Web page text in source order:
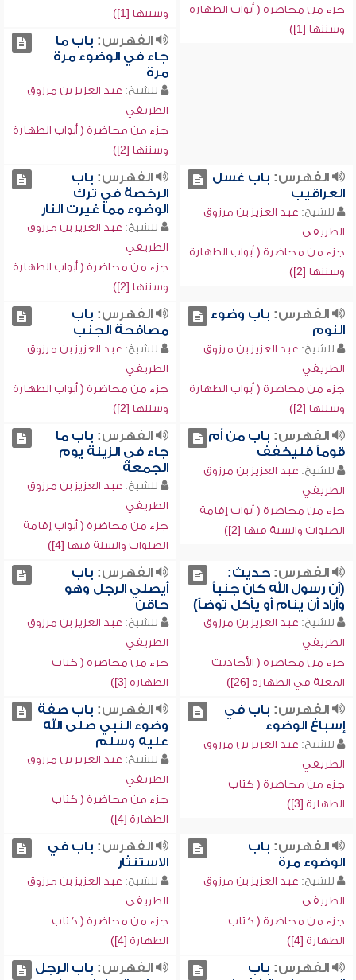
جزء من محاضرة ( أبواب الطهارة
وسننها [1])
وسننها [1])
الفهرس: باب ما
جاء في الوضوء مرة
مرة
للشيخ: عبد العزيز بن مرزوق
الطريفي
جزء من محاضرة ( أبواب الطهارة
وسننها [2])
الفهرس: باب غسل
العراقيب
للشيخ: عبد العزيز بن مرزوق
الطريفي
جزء من محاضرة ( أبواب الطهارة
وسننها [2])
الفهرس: باب
الرخصة في ترك
الوضوء مما غيرت النار
للشيخ: عبد العزيز بن مرزوق
الطريفي
جزء من محاضرة ( أبواب الطهارة
وسننها [2])
الفهرس: باب وضوء
النوم
للشيخ: عبد العزيز بن مرزوق
الطريفي
جزء من محاضرة ( أبواب الطهارة
وسننها [2])
الفهرس: باب
مصافحة الجنب
للشيخ: عبد العزيز بن مرزوق
الطريفي
جزء من محاضرة ( أبواب الطهارة
وسننها [2])
الفهرس: باب من أم
قوماً فليخفف
للشيخ: عبد العزيز بن مرزوق
الطريفي
جزء من محاضرة ( أبواب إقامة
الصلوات والسنة فيها [2])
الفهرس: باب ما
جاء في الزينة يوم
الجمعة
للشيخ: عبد العزيز بن مرزوق
الطريفي
جزء من محاضرة ( أبواب إقامة
الصلوات والسنة فيها [4])
الفهرس:حديث:
(أن رسول الله كان جنباً
وأراد أن ينام أو يأكل توضأ)
للشيخ: عبد العزيز بن مرزوق
الطريفي
جزء من محاضرة ( الأحاديث
المعلة في الطهارة [26])
الفهرس: باب
أيصلي الرجل وهو
حاقن
للشيخ: عبد العزيز بن مرزوق
الطريفي
جزء من محاضرة ( كتاب
الطهارة [3])
الفهرس: باب في
إسباغ الوضوء
للشيخ: عبد العزيز بن مرزوق
الطريفي
جزء من محاضرة ( كتاب
الطهارة [3])
الفهرس: باب صفة
وضوء النبي صلى الله
عليه وسلم
للشيخ: عبد العزيز بن مرزوق
الطريفي
جزء من محاضرة ( كتاب
الطهارة [4])
الفهرس: باب
الوضوء مرة
للشيخ: عبد العزيز بن مرزوق
الطريفي
جزء من محاضرة ( كتاب
الطهارة [4])
الفهرس: باب في
الاستنثار
للشيخ: عبد العزيز بن مرزوق
الطريفي
جزء من محاضرة ( كتاب
الطهارة [4])
الفهرس: باب
الفهرس: باب الرجل